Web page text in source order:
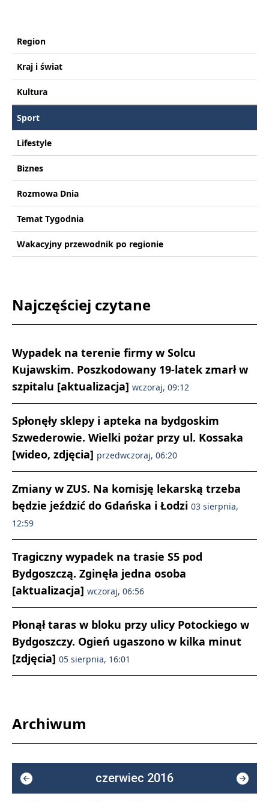
Region
Kraj i świat
Kultura
Sport
Lifestyle
Biznes
Rozmowa Dnia
Temat Tygodnia
Wakacyjny przewodnik po regionie
Najczęściej czytane
Wypadek na terenie firmy w Solcu
Kujawskim. Poszkodowany 19-latek zmarł w
szpitalu [aktualizacja] wczoraj, 09:12
Spłonęły sklepy i apteka na bydgoskim
Szwederowie. Wielki pożar przy ul. Kossaka
[wideo, zdjęcia] przedwczoraj, 06:20
Zmiany w ZUS. Na komisję lekarską trzeba
będzie jeździć do Gdańska i Łodzi 03 sierpnia,
12:59
Tragiczny wypadek na trasie S5 pod
Bydgoszczą. Zginęła jedna osoba
[aktualizacja] wczoraj, 06:56
Płonął taras w bloku przy ulicy Potockiego w
Bydgoszczy. Ogień ugaszono w kilka minut
[zdjęcia] 05 sierpnia, 16:01
Archiwum
czerwiec 2016